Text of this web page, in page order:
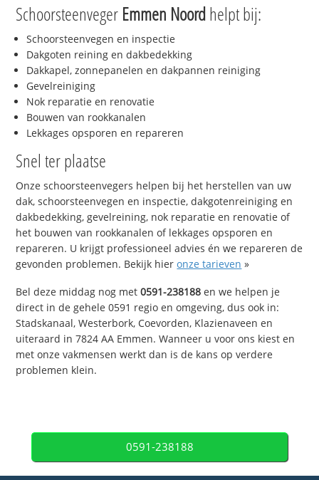
Schoorsteenveger Emmen Noordhelpt bij:
Schoorsteenvegen en inspectie
Dakgoten reining en dakbedekking
Dakkapel, zonnepanelen en dakpannen reiniging
Gevelreiniging
Nok reparatie en renovatie
Bouwen van rookkanalen
Lekkages opsporen en repareren
Snel ter plaatse
Onze schoorsteenvegers helpen bij het herstellen van uw
dak, schoorsteenvegen en inspectie, dakgotenreiniging en
dakbedekking, gevelreining, nok reparatie en renovatie of
het bouwen van rookkanalen of lekkages opsporen en
repareren. U krijgt professioneel advies én we repareren de
gevonden problemen. Bekijk hieronze tarieven »
Bel deze middag nog met0591-238188 en we helpen je
direct in de gehele 0591 regio en omgeving, dus ook in:
Stadskanaal, Westerbork, Coevorden, Klazienaveen en
uiteraard in 7824 AA Emmen. Wanneer u voor ons kiest en
met onze vakmensen werkt dan is de kans op verdere
problemen klein.
0591-238188